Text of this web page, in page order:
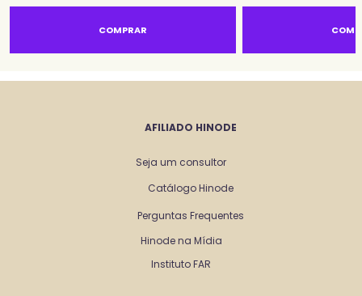
COMPRAR
AFILIADO HINODE
Seja um consultor
Catálogo Hinode
Perguntas Frequentes
Hinode na Mídia
Instituto FAR